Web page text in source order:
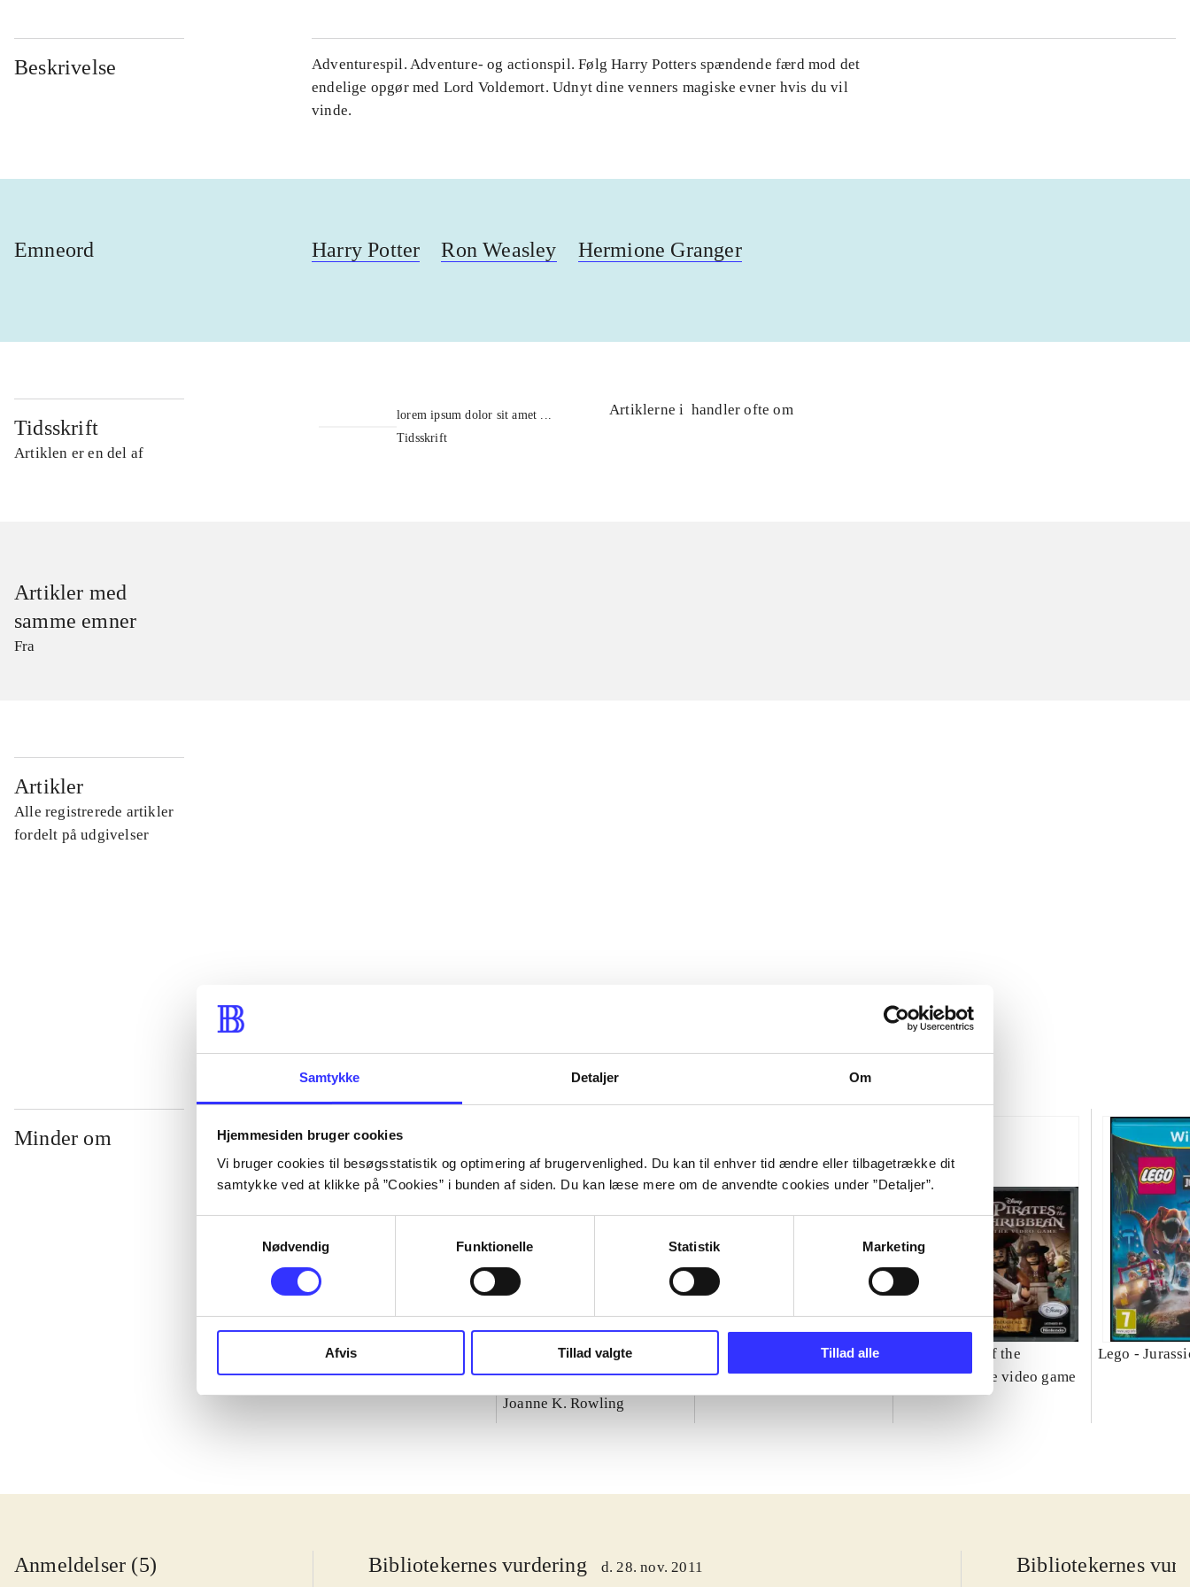
Samtykke Detaljer Om
Hjemmesiden bruger cookies
Vi bruger cookies til besøgsstatistik og optimering af brugervenlighed. Du kan til enhver tid ændre eller tilbagetrække dit
samtykke ved at klikke på ”Cookies” i bunden af siden. Du kan læse mere om de anvendte cookies under ”Detaljer”.
Nødvendig
Funktionelle Statistik Marketing
Afvis Tillad valgte Tillad alle
Beskrivelse
Adventurespil. Adventure- og actionspil. Følg Harry Potters spændende færd mod det
endelige opgør med Lord Voldemort. Udnyt dine venners magiske evner hvis du vil
vinde.
Emneord Harry Potter Ron Weasley Hermione Granger
Tidsskrift
Artiklen er en del af
lorem ipsum dolor sit amet ...
Tidsskrift
Artiklerne i handler ofte om
Artikler med
samme emner
Fra
Artikler
Alle registrerede artikler
fordelt på udgivelser
Minder om
Lego star wars III : the
clone wars
Harry Potter and the deathly
hallows - part 1
Joanne K. Rowling
Lego Harry Potter - years 1-
4
Lego Pirates of the
Caribbean : the video game
Lego -
Anmeldelser (5) Bibliotekernes vurdering d. 28. nov. 2011 Bibliotekernes